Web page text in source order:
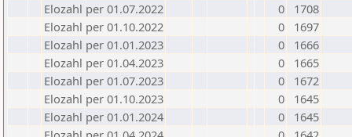
Elozahl per 01.07.2022
0
1708
Elozahl per 01.10.2022
0
1697
Elozahl per 01.01.2023
0
1666
Elozahl per 01.04.2023
0
1665
Elozahl per 01.07.2023
0
1672
Elozahl per 01.10.2023
0
1645
Elozahl per 01.01.2024
0
1645